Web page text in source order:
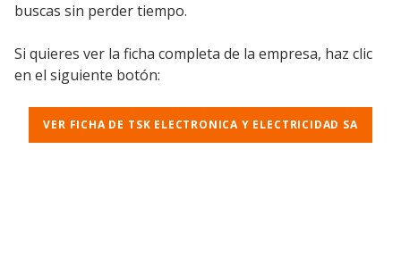
buscas sin perder tiempo.
Si quieres ver la ficha completa de la empresa, haz clic
en el siguiente botón:
VER FICHA DE TSK ELECTRONICA Y ELECTRICIDAD SA